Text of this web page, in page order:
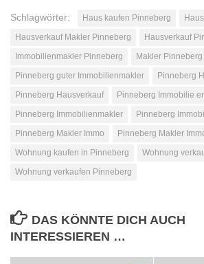
Schlagwörter: Haus kaufen Pinneberg
Hausverkauf Makler Pinneberg
Hausverkauf
Immobilienmakler Pinneberg
Makler Pinneberg
Pinneberg guter Immobilienmakler
Pinneberg
Pinneberg Hausverkauf
Pinneberg Immobilie
Pinneberg Immobilienmakler
Pinneberg
Pinneberg Makler Immo
Pinneberg Makler
Wohnung kaufen in Pinneberg
Wohnung
Wohnung verkaufen Pinneberg
DAS KÖNNTE DICH AUCH
INTERESSIEREN …